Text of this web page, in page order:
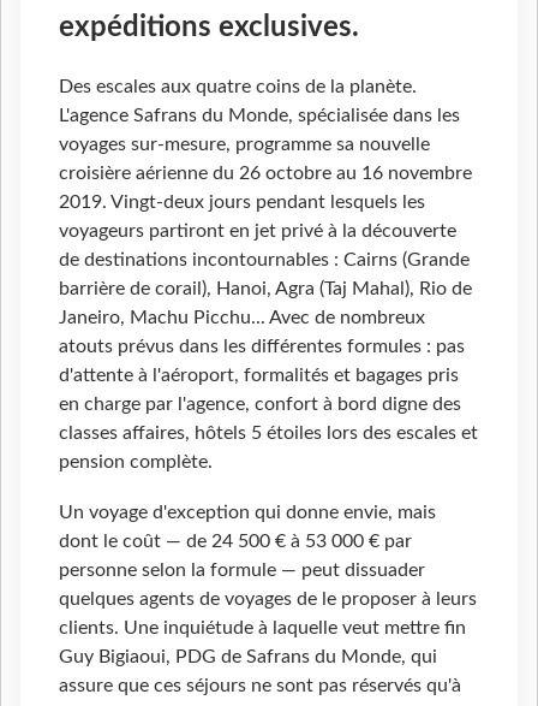
expéditions exclusives.
Des escales aux quatre coins de la planète.
L'agence Safrans du Monde, spécialisée dans les
voyages sur-mesure, programme sa nouvelle
croisière aérienne du 26 octobre au 16 novembre
2019. Vingt-deux jours pendant lesquels les
voyageurs partiront en jet privé à la découverte
de destinations incontournables : Cairns (Grande
barrière de corail), Hanoi, Agra (Taj Mahal), Rio de
Janeiro, Machu Picchu... Avec de nombreux
atouts prévus dans les différentes formules : pas
d'attente à l'aéroport, formalités et bagages pris
en charge par l'agence, confort à bord digne des
classes affaires, hôtels 5 étoiles lors des escales et
pension complète.
Un voyage d'exception qui donne envie, mais
dont le coût — de 24 500 € à 53 000 € par
personne selon la formule — peut dissuader
quelques agents de voyages de le proposer à leurs
clients. Une inquiétude à laquelle veut mettre fin
Guy Bigiaoui, PDG de Safrans du Monde, qui
assure que ces séjours ne sont pas réservés qu'à